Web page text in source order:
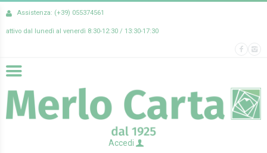
Assistenza: (+39) 055374561
attivo dal lunedì al venerdì 8:30-12:30 / 13:30-17:30
Accedi